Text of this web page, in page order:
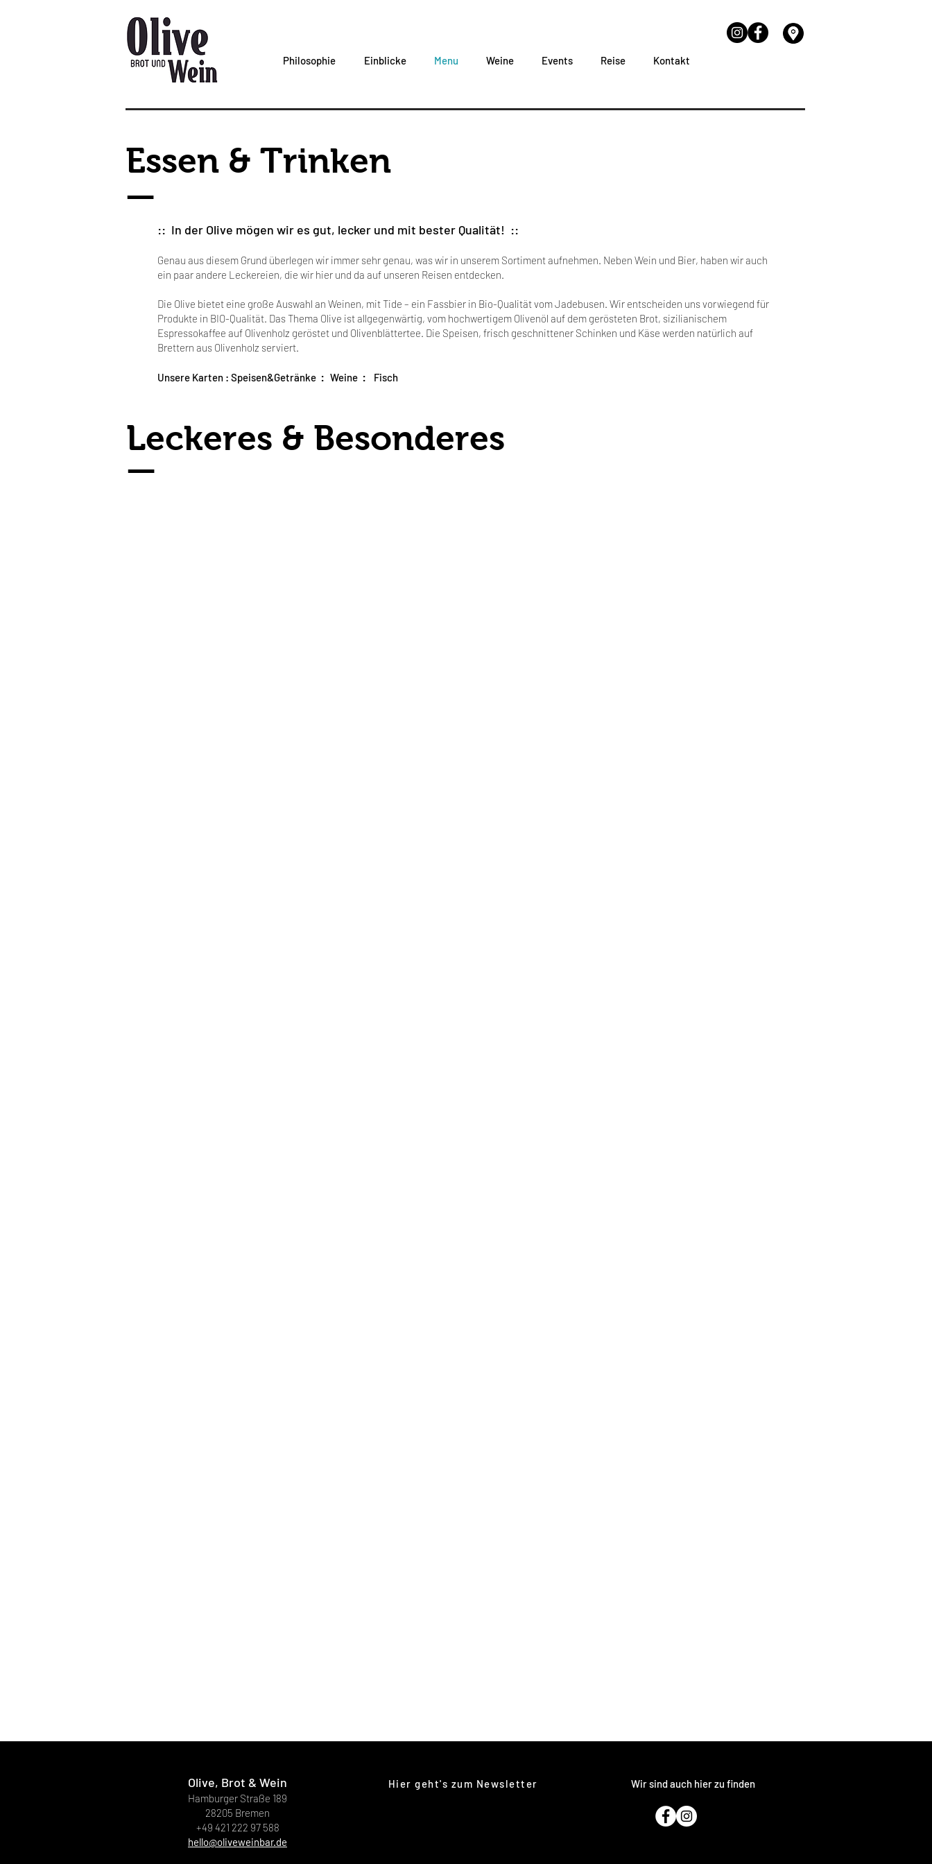
Philosophie Einblicke Menu Weine Events Reise Kontakt
Essen & Trinken
—
:: In der Olive mögen wir es gut, lecker und mit bester Qualität! ::
Genau aus diesem Grund überlegen wir immer sehr genau, was wir in unserem Sortiment aufnehmen. Neben Wein und Bier, haben wir auch
ein paar andere Leckereien, die wir hier und da auf unseren Reisen entdecken.
Die Olive bietet eine große Auswahl an Weinen, mit Tide – ein Fassbier in Bio-Qualität vom Jadebusen. Wir entscheiden uns vorwiegend für
Produkte in BIO-Qualität. Das Thema Olive ist allgegenwärtig, vom hochwertigem Olivenöl auf dem gerösteten Brot, sizilianischem
Espressokaffee auf Olivenholz geröstet und Olivenblättertee. Die Speisen, frisch geschnittener Schinken und Käse werden natürlich auf
Brettern aus Olivenholz serviert.
Unsere Karten : Speisen&Getränke : Weine : Fisch
Leckeres & Besonderes
—
Olive, Brot & Wein
Hamburger Straße 189
28205 Bremen
+49 421 222 97 588
hello@oliveweinbar.de
Hier geht's zum Newsletter Wir sind auch hier zu finden